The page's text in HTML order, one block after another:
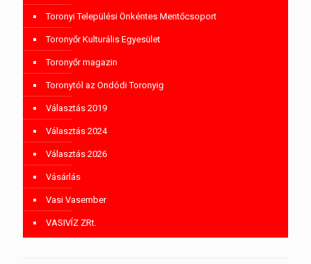
Toronyi Települési Önkéntes Mentőcsoport
Toronyőr Kulturális Egyesület
Toronyőr magazin
Toronytól az Ondódi Toronyig
Választás 2019
Választás 2024
Választás 2026
Vásárlás
Vasi Vasember
VASIVÍZ ZRt.